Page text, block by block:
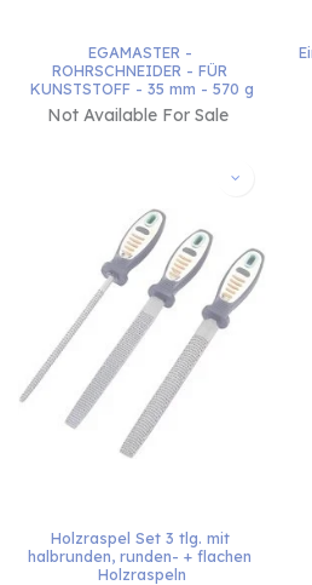
EGAMASTER -
ROHRSCHNEIDER - FÜR
KUNSTSTOFF - 35 mm - 570 g
Not Available For Sale
Holzraspel Set 3 tlg. mit
halbrunden, runden- + flachen
Holzraspeln